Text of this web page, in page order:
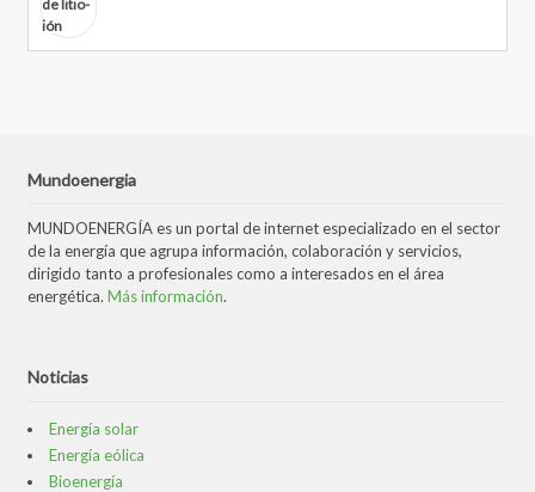
Mundoenergia
MUNDOENERGÍA es un portal de internet especializado en el sector
de la energía que agrupa información, colaboración y servicios,
dirigido tanto a profesionales como a interesados en el área
energética. Más información.
Noticias
Energía solar
Energía eólica
Bioenergía